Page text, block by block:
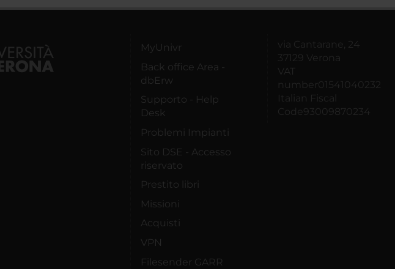
MyUnivr
Back office Area -
dbErw
Supporto - Help
Desk
Problemi Impianti
Sito DSE - Accesso
riservato
Prestito libri
Missioni
Acquisti
VPN
Filesender GARR
via Cantarane, 24
37129 Verona
VAT
number01541040232
Italian Fiscal
Code93009870234